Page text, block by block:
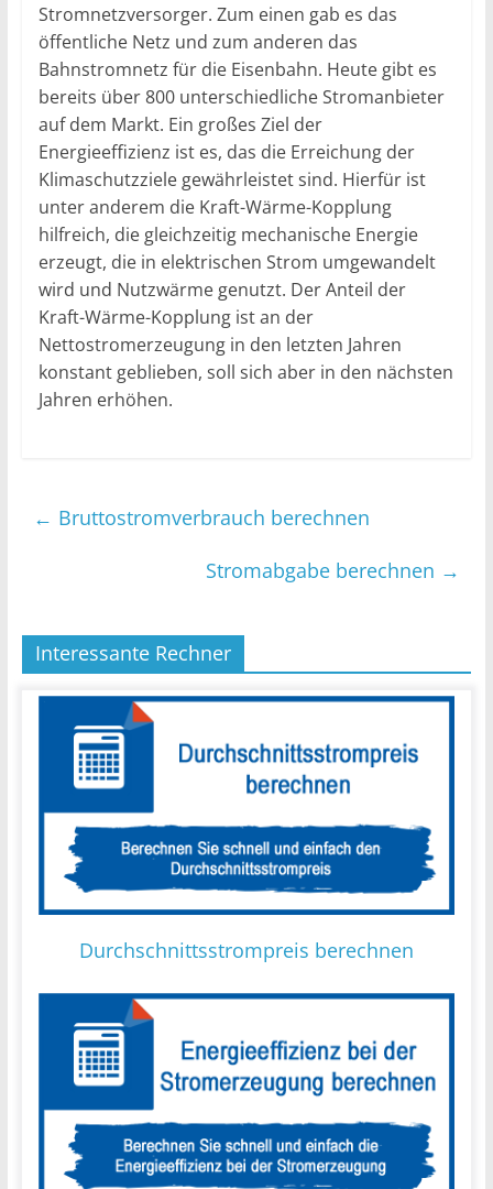
Stromnetzversorger. Zum einen gab es das
öffentliche Netz und zum anderen das
Bahnstromnetz für die Eisenbahn. Heute gibt es
bereits über 800 unterschiedliche Stromanbieter
auf dem Markt. Ein großes Ziel der
Energieeffizienz ist es, das die Erreichung der
Klimaschutzziele gewährleistet sind. Hierfür ist
unter anderem die Kraft-Wärme-Kopplung
hilfreich, die gleichzeitig mechanische Energie
erzeugt, die in elektrischen Strom umgewandelt
wird und Nutzwärme genutzt. Der Anteil der
Kraft-Wärme-Kopplung ist an der
Nettostromerzeugung in den letzten Jahren
konstant geblieben, soll sich aber in den nächsten
Jahren erhöhen.
← Bruttostromverbrauch berechnen
Stromabgabe berechnen →
Interessante Rechner
Durchschnittsstrompreis berechnen